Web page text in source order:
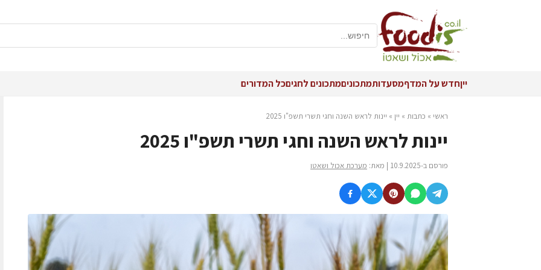
ייןחדש על המדףמסעדותמתכוניםמתכונים לחגיםכל המדורים
ראשי » כתבות » יין » יינות לראש השנה וחגי תשרי תשפ"ו 2025
יינות לראש השנה וחגי תשרי תשפ"ו 2025
פורסם ב-10.9.2025 | מאת: מערכת אכול ושאטו